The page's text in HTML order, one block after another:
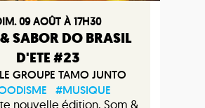
09 AOÛT À 17H30
SABOR DO BRASIL
D'ETE #23
GROUPE TAMO JUNTO
#MUSIQUE
nouvelle édition, Som &